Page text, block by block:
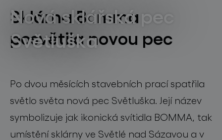
produkty
projekty
Nová sklářská pec
Světluška
Sklárna Bomma
posvětila novou pec
Po dvou měsících stavebních prací spatřila
světlo světa nová pec Světluška. Její název
symbolizuje jak ikonická svítidla BOMMA, tak
umístění sklárny ve Světlé nad Sázavou a v